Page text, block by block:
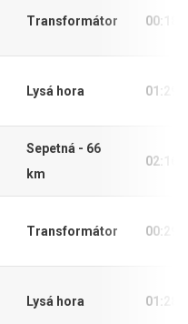
Transformátor
Lysá hora
Sepetná - 66
km
Transformátor
Lysá hora